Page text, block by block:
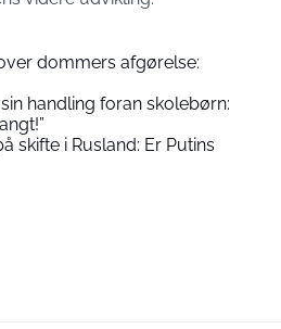
dommers afgørelse:
handling foran skolebørn:
skifte i Rusland: Er Putins